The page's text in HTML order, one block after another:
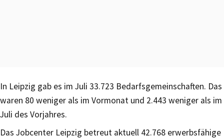
In Leipzig gab es im Juli 33.723 Bedarfsgemeinschaften. Das
waren 80 weniger als im Vormonat und 2.443 weniger als im
Juli des Vorjahres.
Das Jobcenter Leipzig betreut aktuell 42.768 erwerbsfähige